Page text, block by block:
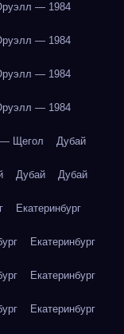
— 1984
— 1984
— 1984
— 1984
— Щегол Дубай
Дубай Дубай
Екатеринбург
Екатеринбург
Екатеринбург
Екатеринбург